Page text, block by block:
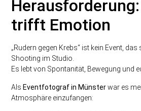
trifft Emotion
„Rudern gegen Krebs“ ist kein Event,
Shooting im Studio.
Es lebt von Spontanität, Bewegung und
Als Eventfotograf in Münsterwar es
Atmosphäre einzufangen: